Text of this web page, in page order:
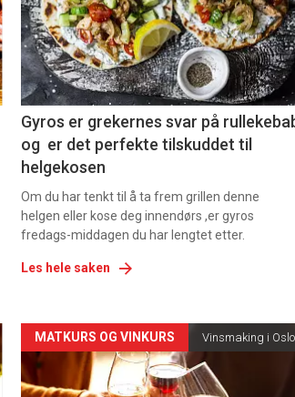
nå
-
2
Gyros er grekernes svar på
og er det perfekte tilskuddet til
helgekosen
Om du har tenkt til å ta frem grillen denne
helgen eller kose deg innendørs ,er gyros
fredags-middagen du har lengtet etter.
Les hele saken
Forsiden
akkurat
MATKURS OG VINKURS Vinsmaking i Oslo